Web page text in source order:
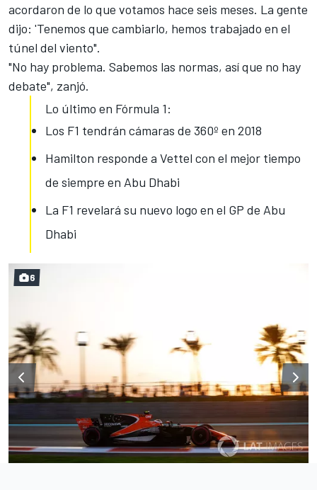
acordaron de lo que votamos hace seis meses. La gente
dijo: 'Tenemos que cambiarlo, hemos trabajado en el
túnel del viento".
"No hay problema. Sabemos las normas, así que no hay
debate", zanjó.
Lo último en Fórmula 1:
Los F1 tendrán cámaras de 360º en 2018
Hamilton responde a Vettel con el mejor tiempo
de siempre en Abu Dhabi
La F1 revelará su nuevo logo en el GP de Abu
Dhabi
6